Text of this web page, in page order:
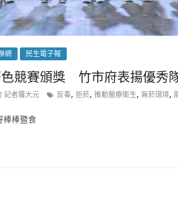
網 民生電子報
競賽頒獎 竹市府表揚優秀
記者羅大元 反毒, 拒菸, 推動醫療衛生, 無菸環境,
棒棒暨食